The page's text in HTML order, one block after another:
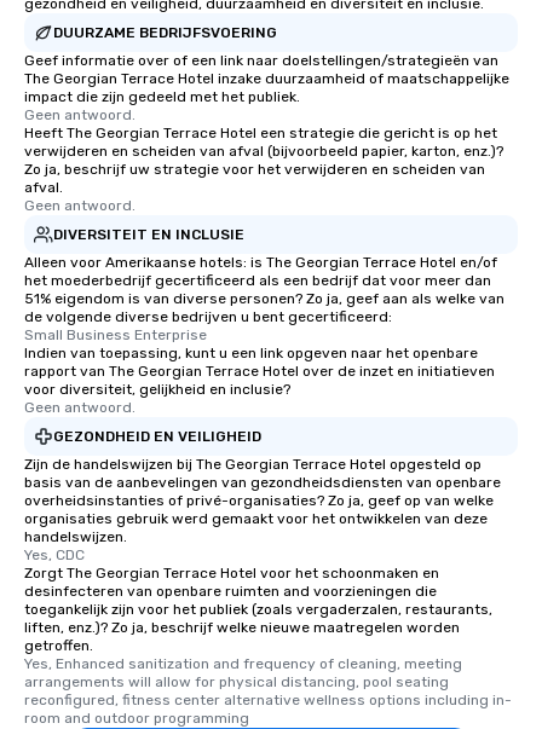
gezondheid en veiligheid, duurzaamheid en diversiteit en inclusie.
DUURZAME BEDRIJFSVOERING
Geef informatie over of een link naar doelstellingen/strategieën van
The Georgian Terrace Hotel inzake duurzaamheid of maatschappelijke
impact die zijn gedeeld met het publiek.
Geen antwoord.
Heeft The Georgian Terrace Hotel een strategie die gericht is op het
verwijderen en scheiden van afval (bijvoorbeeld papier, karton, enz.)?
Zo ja, beschrijf uw strategie voor het verwijderen en scheiden van
afval.
Geen antwoord.
DIVERSITEIT EN INCLUSIE
Alleen voor Amerikaanse hotels: is The Georgian Terrace Hotel en/of
het moederbedrijf gecertificeerd als een bedrijf dat voor meer dan
51% eigendom is van diverse personen? Zo ja, geef aan als welke van
de volgende diverse bedrijven u bent gecertificeerd:
Small Business Enterprise
Indien van toepassing, kunt u een link opgeven naar het openbare
rapport van The Georgian Terrace Hotel over de inzet en initiatieven
voor diversiteit, gelijkheid en inclusie?
Geen antwoord.
GEZONDHEID EN VEILIGHEID
Zijn de handelswijzen bij The Georgian Terrace Hotel opgesteld op
basis van de aanbevelingen van gezondheidsdiensten van openbare
overheidsinstanties of privé-organisaties? Zo ja, geef op van welke
organisaties gebruik werd gemaakt voor het ontwikkelen van deze
handelswijzen.
Yes, CDC
Zorgt The Georgian Terrace Hotel voor het schoonmaken en
desinfecteren van openbare ruimten and voorzieningen die
toegankelijk zijn voor het publiek (zoals vergaderzalen, restaurants,
liften, enz.)? Zo ja, beschrijf welke nieuwe maatregelen worden
getroffen.
Yes, Enhanced sanitization and frequency of cleaning, meeting
arrangements will allow for physical distancing, pool seating
reconfigured, fitness center alternative wellness options including in-
room and outdoor programming